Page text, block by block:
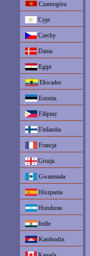
Czarnogóra
Cypr
Czechy
Dania
Egipt
Ekwador
Estonia
Filipiny
Finlandia
Francja
Gruzja
Gwatemala
Hiszpania
Honduras
Indie
Kambodża